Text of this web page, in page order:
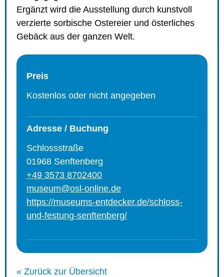
Ergänzt wird die Ausstellung durch kunstvoll
verzierte sorbische Ostereier und österliches
Gebäck aus der ganzen Welt.
Preis
Kostenlos oder nicht angegeben
Adresse / Buchung
Schlossstraße
01968 Senftenberg
+49 3573 8702400
museum@osl-online.de
https://museums-entdecker.de/schloss-
und-festung-senftenberg/
« Zurück zur Übersicht